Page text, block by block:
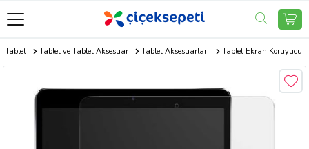
Tablet Tablet ve Tablet Aksesuar Tablet Aksesuarları Tablet Ekran Koruyucu